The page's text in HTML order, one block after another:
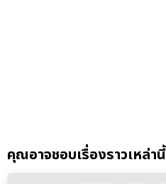
คุณอาจชอบเรื่องราวเหล่านี้